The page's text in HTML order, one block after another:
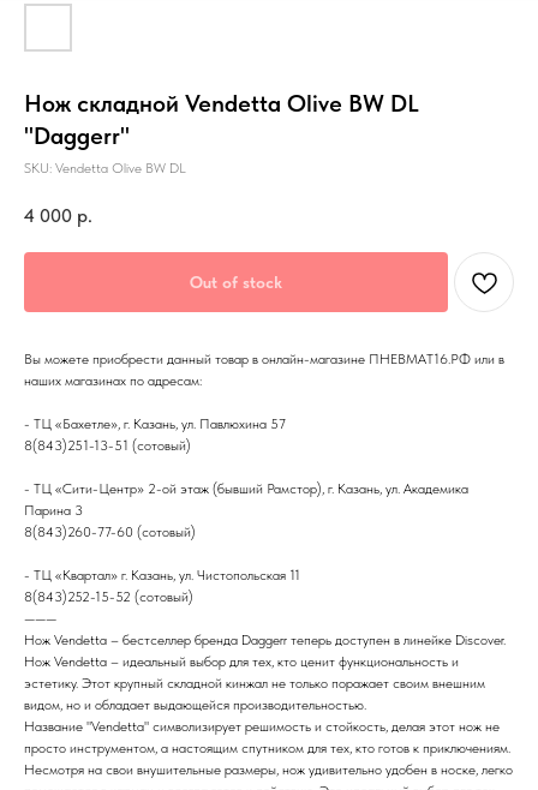
Нож складной Vendetta Olive BW DL
"Daggerr"
SKU: Vendetta Olive BW DL
4 000 р.
Out of stock
Вы можете приобрести данный товар в онлайн-магазине ПНЕВМАТ16.РФ или в
наших магазинах по адресам:
- ТЦ «Бахетле», г. Казань, ул. Павлюхина 57
8(843)251-13-51 (сотовый)
- ТЦ «Сити-Центр» 2-ой этаж (бывший Рамстор), г. Казань, ул. Академика
Парина 3
8(843)260-77-60 (сотовый)
- ТЦ «Квартал» г. Казань, ул. Чистопольская 11
8(843)252-15-52 (сотовый)
———
Нож Vendetta – бестселлер бренда Daggerr теперь доступен в линейке Discover.
Нож Vendetta – идеальный выбор для тех, кто ценит функциональность и
эстетику. Этот крупный складной кинжал не только поражает своим внешним
видом, но и обладает выдающейся производительностью.
Название "Vendetta" символизирует решимость и стойкость, делая этот нож не
просто инструментом, а настоящим спутником для тех, кто готов к приключениям.
Несмотря на свои внушительные размеры, нож удивительно удобен в носке, легко